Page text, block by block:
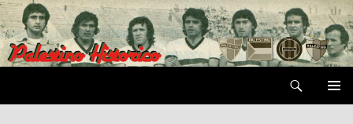
Saltar
al
contenido